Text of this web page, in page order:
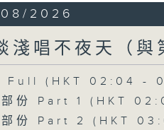
2026
淺唱不夜天（與
Full (HKT 02:04 -
部份 Part 1 (HKT
部份 Part 2 (HKT